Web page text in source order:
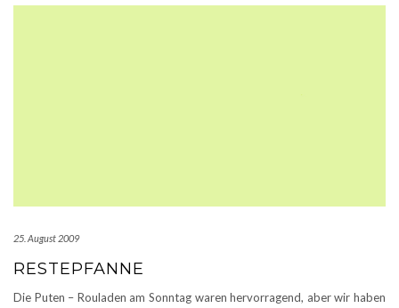
25. August 2009
RESTEPFANNE
Die Puten – Rouladen am Sonntag waren hervorragend, aber wir haben